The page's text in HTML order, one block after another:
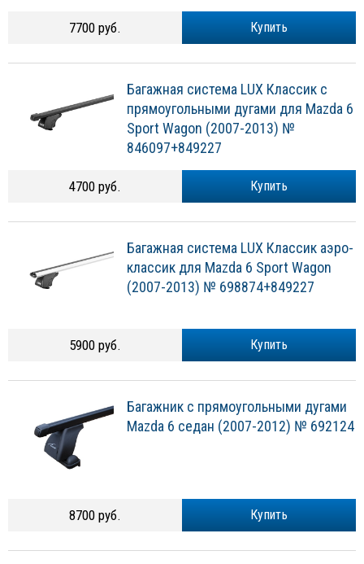
Купить
7700 руб.
Багажная система LUX Классик с
прямоугольными дугами для Mazda 6
Sport Wagon (2007-2013) №
846097+849227
Купить
4700 руб.
Багажная система LUX Классик аэро-
классик для Mazda 6 Sport Wagon
(2007-2013) № 698874+849227
Купить
5900 руб.
Багажник с прямоугольными дугами
Mazda 6 седан (2007-2012) № 692124
Купить
8700 руб.